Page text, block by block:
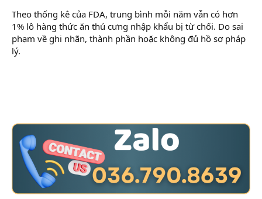
Theo thống kê của FDA, trung bình mỗi năm vẫn có hơn
1% lô hàng thức ăn thú cưng nhập khẩu bị từ chối. Do sai
phạm về ghi nhãn, thành phần hoặc không đủ hồ sơ pháp
lý.